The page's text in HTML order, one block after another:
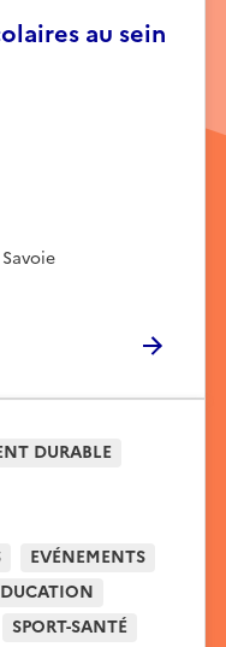
au sein
DURABLE
EVÉNEMENTS
SPORT-SANTÉ